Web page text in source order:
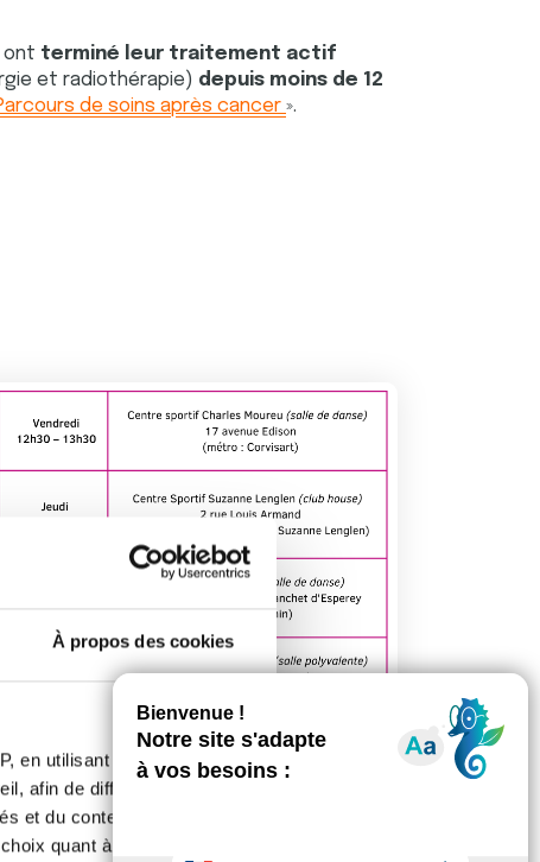
À propos des cookies
en utilisant des
afin de diffuser des
et du contenu, ainsi que de
quant à l'utilisation de
ont terminé leur traitement actif
et radiothérapie) depuis moins de 12
de soins après cancer ».